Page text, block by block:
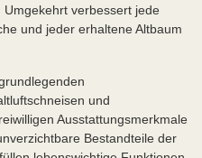
verbessert jede
und jeder erhaltene Altbaum
und
Ausstattungsmerkmale
Bestandteile der